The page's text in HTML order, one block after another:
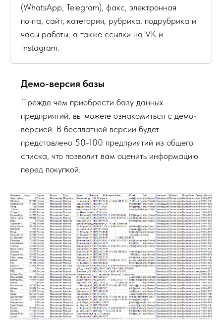
(WhatsApp, Telegram), факс, электронная
почта, сайт, категория, рубрика, подрубрика и
часы работы, а также ссылки на VK и
Instagram.
Демо-версия базы
Прежде чем приобрести базу данных
предприятий, вы можете ознакомиться с демо-
версией. В бесплатной версии будет
представлено 50-100 предприятий из общего
списка, что позволит вам оценить информацию
перед покупкой.